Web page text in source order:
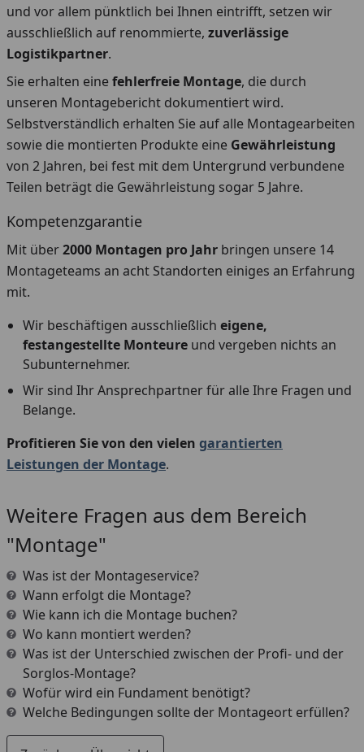
und vor allem pünktlich bei Ihnen eintrifft, setzen wir
ausschließlich auf renommierte, zuverlässige
Logistikpartner.
Sie erhalten einefehlerfreie Montage, die durch
unseren Montagebericht dokumentiert wird.
Selbstverständlich erhalten Sie auf alle Montagearbeiten
sowie die montierten Produkte eine Gewährleistung
von 2 Jahren, bei fest mit dem Untergrund verbundene
Teilen beträgt die Gewährleistung sogar 5 Jahre.
Kompetenzgarantie
Mit über2000 Montagen pro Jahr bringen unsere 14
Montageteams an acht Standorten einiges an Erfahrung
mit.
Wir beschäftigen ausschließlich eigene,
festangestellte Monteure und vergeben nichts an
Subunternehmer.
Wir sind Ihr Ansprechpartner für alle Ihre Fragen und
Belange.
Profitieren Sie von den vielen garantierten
Leistungen der Montage.
Weitere Fragen aus dem Bereich
"Montage"
Was ist der Montageservice?
Wann erfolgt die Montage?
Wie kann ich die Montage buchen?
Wo kann montiert werden?
Was ist der Unterschied zwischen der Profi- und der
Sorglos-Montage?
Wofür wird ein Fundament benötigt?
Welche Bedingungen sollte der Montageort erfüllen?